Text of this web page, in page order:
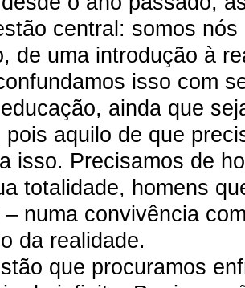
central: somos
de uma introdução à
isso com
ainda que
pois aquilo de que
isso. Precisamos de
totalidade, homens
numa convivência
da realidade.
que procuramos